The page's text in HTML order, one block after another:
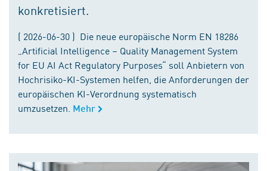
konkretisiert.
( 2026-06-30 ) Die neue europäische Norm EN 18286
„Artificial Intelligence – Quality Management System
for EU AI Act Regulatory Purposes“ soll Anbietern von
Hochrisiko-KI-Systemen helfen, die Anforderungen der
europäischen KI-Verordnung systematisch
umzusetzen. Mehr